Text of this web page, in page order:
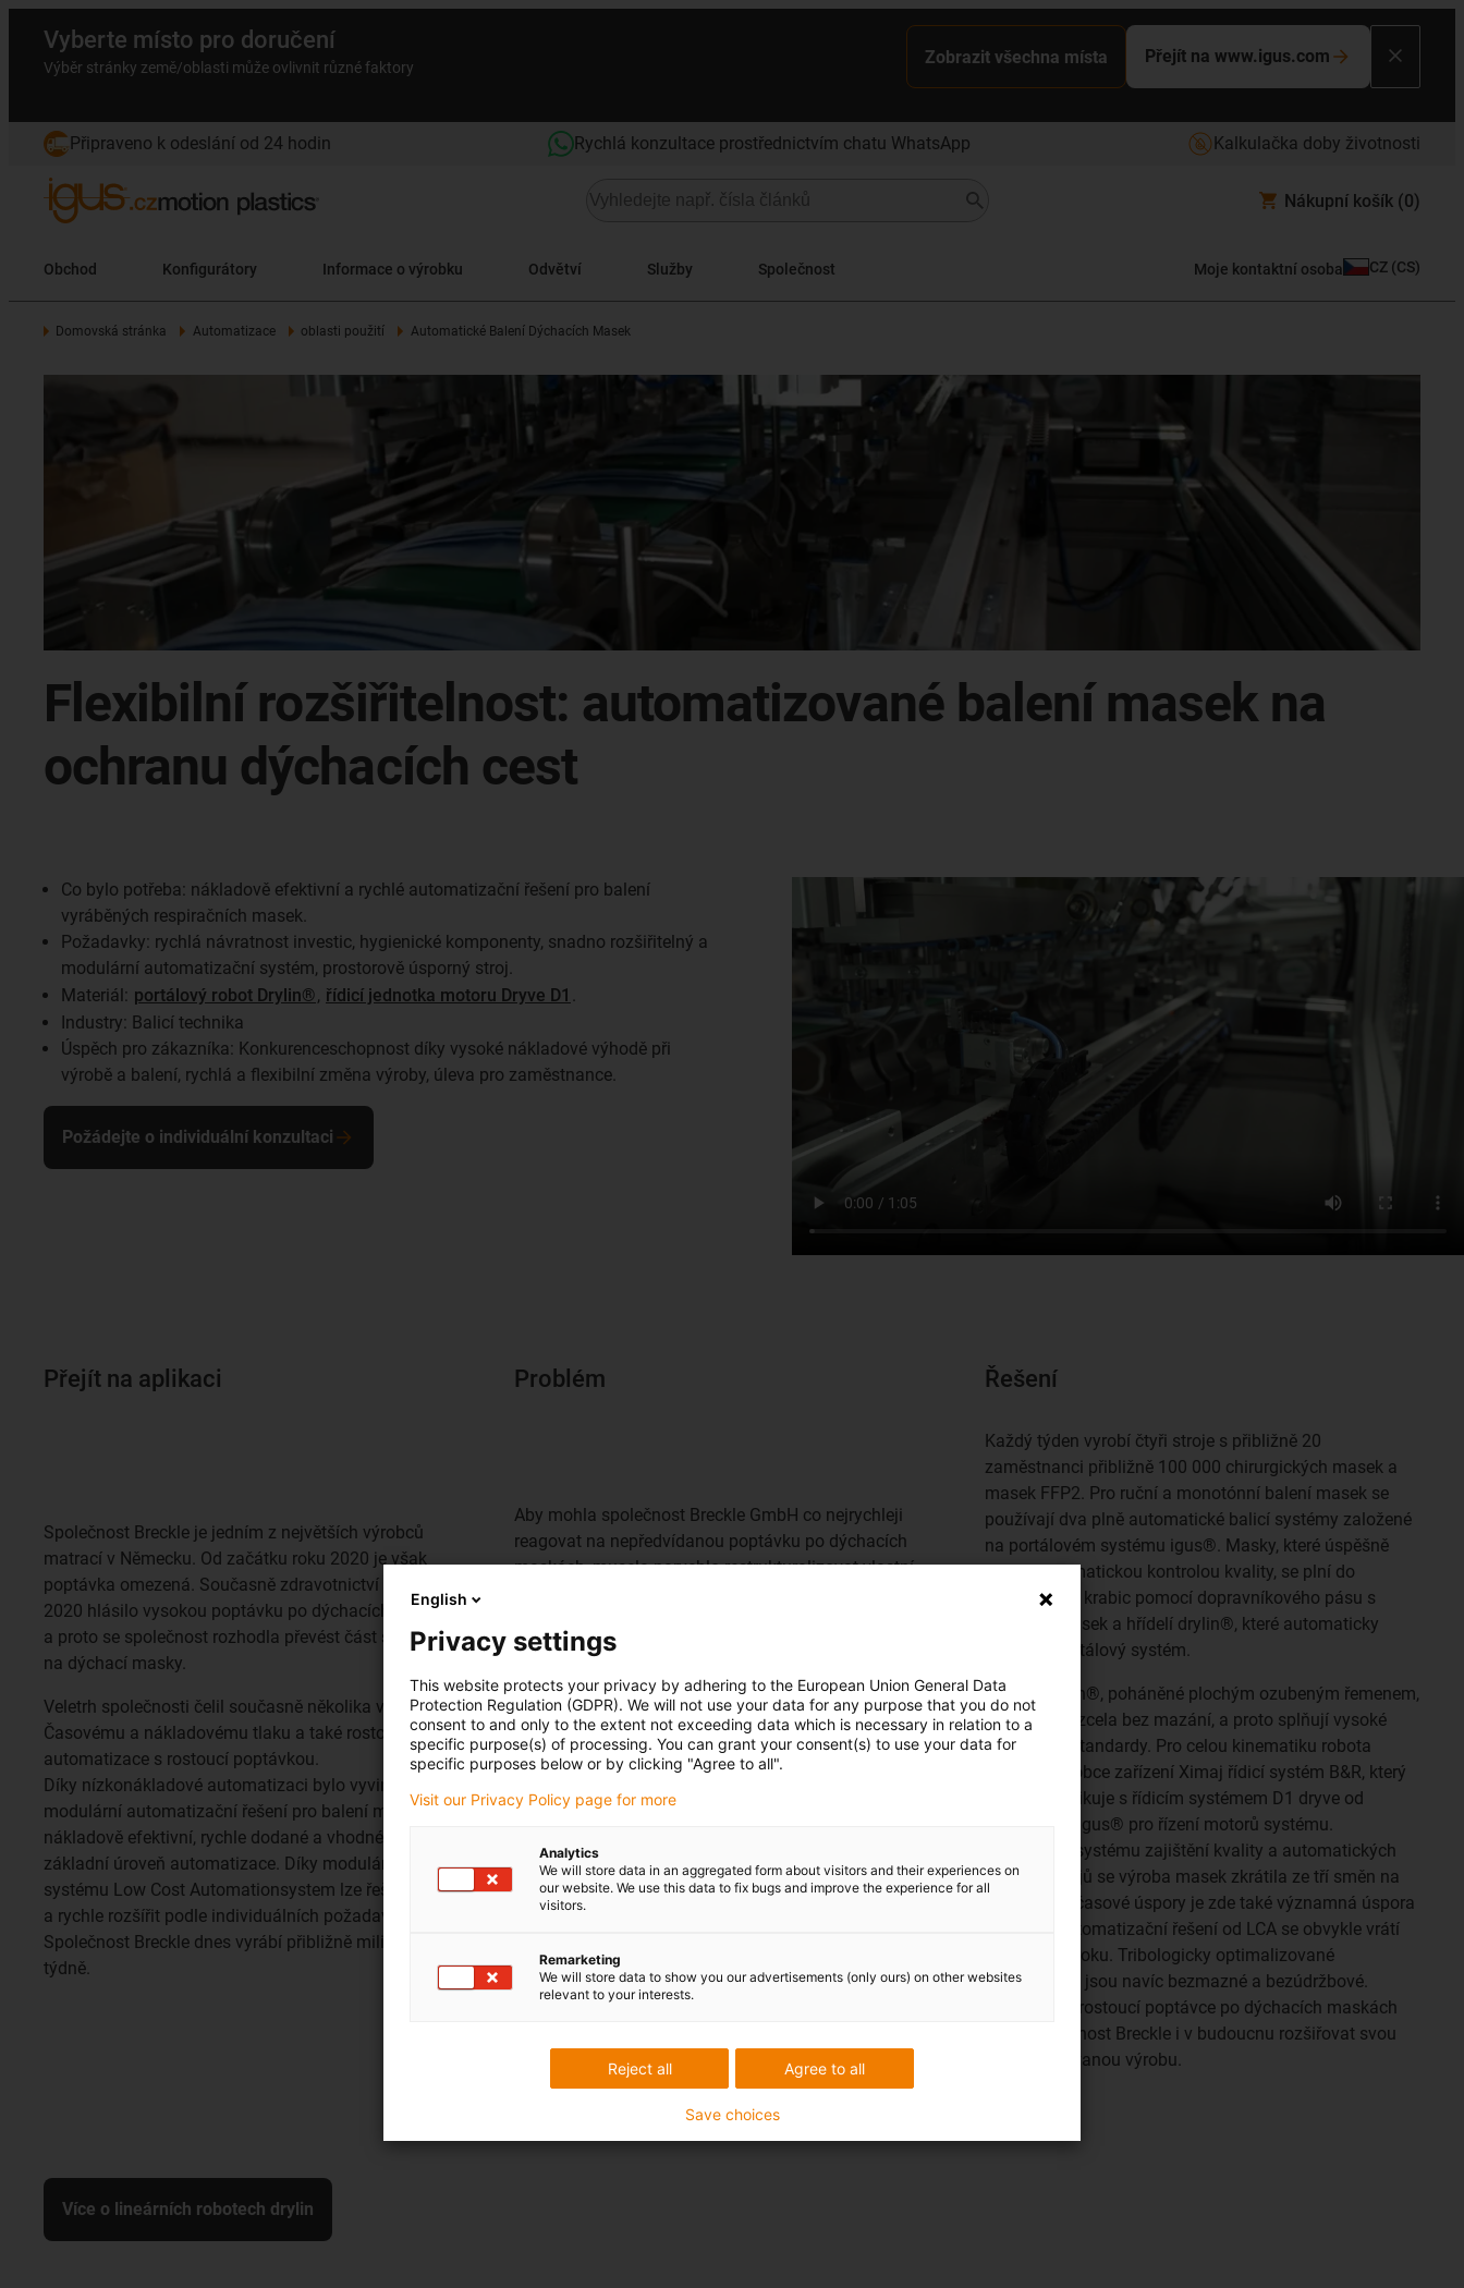
Vyberte místo pro doručení
Výběr stránky země/oblasti může ovlivnit různé faktory
Zobrazit všechna místa Přejít na www.igus.com
Připraveno k odeslání od 24 hodin Rychlá konzultace prostřednictvím chatu WhatsApp Kalkulačka doby životnosti
Nákupní košík (0)
Obchod Konfigurátory Informace o výrobku Odvětví Služby Společnost Moje kontaktní osoba CZ (CS)
Domovská stránka Automatizace oblasti použití Automatické Balení Dýchacích Masek
Flexibilní rozšiřitelnost: automatizované balení masek na
ochranu dýchacích cest
Co bylo potřeba: nákladově efektivní a rychlé automatizační řešení pro balení
vyráběných respiračních masek.
Požadavky: rychlá návratnost investic, hygienické komponenty, snadno rozšiřitelný a
modulární automatizační systém, prostorově úsporný stroj.
Materiál: portálový robot Drylin®, řídicí jednotka motoru Dryve D1
Industry: Balicí technika
Úspěch pro zákazníka: Konkurenceschopnost díky vysoké nákladové výhodě při
výrobě a balení, rychlá a flexibilní změna výroby, úleva pro zaměstnance.
Požádejte o individuální konzultaci
Přejít na aplikaci
Společnost Breckle je jedním z největších výrobců
matrací v Německu. Od začátku roku 2020 je však
poptávka omezená. Současně zdravotnictví v únoru
2020 hlásilo vysokou poptávku po dýchacích maskách,
a proto se společnost rozhodla převést část své výroby
na dýchací masky.
Veletrh společnosti čelil současně několika výzvám:
Časovému a nákladovému tlaku a také rostoucí potřebě
automatizace s rostoucí poptávkou.
Díky nízkonákladové automatizaci bylo vyvinuto
modulární automatizační řešení pro balení masek -
nákladově efektivní, rychle dodané a vhodné pro
základní úroveň automatizace. Díky modulárnímu
systému Low Cost Automationsystem lze řešení snadno
a rychle rozšířit podle individuálních požadavků.
Společnost Breckle dnes vyrábí přibližně milion masek
týdně.
Problém
Aby mohla společnost Breckle GmbH co nejrychleji
reagovat na nepředvídanou poptávku po dýchacích
maskách, musela narychlo restrukturalizovat vlastní
a postupně výrobu masek automatizovala.
automatizovaného řešení se zaměřila na použití
hygienických komponentů pro výrobu a balení
respiračních masek.
Kromě toho je ve výrobní hale k dispozici omezený
prostor, a proto musí být stroje co nejúspornější.
certifikovány jako německá značka, materiál pro výrobu
se nenakupuje v Číně. Aby mohla společnost Breckle
držet krok s náklady a hygienickými standardy
automatizované výrobě a balení mimo jiné na
komponenty od společnosti Low Cost Automation.
Řešení
Každý týden vyrobí čtyři stroje s přibližně 20
zaměstnanci přibližně 100 000 chirurgických masek a
masek FFP2. Pro ruční a monotónní balení masek se
používají dva plně automatické balicí systémy založené
na portálovém systému igus®. Masky, které úspěšně
prošly automatickou kontrolou kvality, se plní do
kartonových krabic pomocí dopravníkového pásu s
využitím ložisek a hřídelí drylin®, které automaticky
zajišťuje portálový systém.
Portály drylin®, poháněné plochým ozubeným řemenem,
se pohybují zcela bez mazání, a proto splňují vysoké
hygienické standardy. Pro celou kinematiku robota
používá výrobce zařízení Ximaj řídicí systém B&R, který
zase komunikuje s řídicím systémem D1 dryve od
společnosti igus® pro řízení motorů systému.
Zavedením systému zajištění kvality a automatických
balicích strojů se výroba masek zkrátila ze tří směn na
dvě. Kromě časové úspory je zde také významná úspora
nákladů. Automatizační řešení od LCA se obvykle vrátí
do jednoho roku. Tribologicky optimalizované
komponenty jsou navíc bezmazné a bezúdržbové.
Vzhledem k rostoucí poptávce po dýchacích maskách
bude společnost Breckle i v budoucnu rozšiřovat svou
automatizovanou výrobu.
Více o lineárních robotech drylin
English
Privacy settings
This website protects your privacy by adhering to the European Union General Data
Protection Regulation (GDPR). We will not use your data for any purpose that you do not
consent to and only to the extent not exceeding data which is necessary in relation to a
specific purpose(s) of processing. You can grant your consent(s) to use your data for
specific purposes below or by clicking "Agree to all".
Visit our Privacy Policy page for more
Analytics
We will store data in an aggregated form about visitors and their experiences on
our website. We use this data to fix bugs and improve the experience for all
visitors.
Remarketing
We will store data to show you our advertisements (only ours) on other websites
relevant to your interests.
Agree to all
Reject all
Save choices